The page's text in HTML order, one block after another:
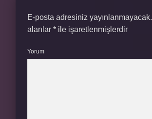
E-posta adresiniz yayınlanmayacak.
alanlar * ile işaretlenmişlerdir
Yorum